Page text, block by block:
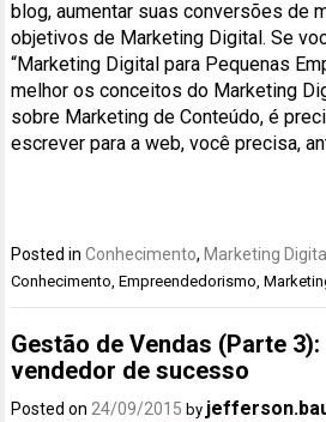
blog, aumentar suas conversões de
objetivos de Marketing Digital. Se
“Marketing Digital para Pequenas
melhor os conceitos do Marketing
sobre Marketing de Conteúdo, é
escrever para a web, você precisa,
Posted inConhecimento, Marketing Digital
Conhecimento ,Empreendedorismo ,
Gestão de Vendas (Parte
vendedor de sucesso
Posted on24/09/2015 by